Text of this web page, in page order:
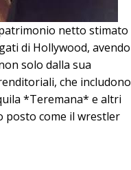
patrimonio netto stimato
di Hollywood, avendo
solo dalla sua
che includono
*Teremana* e altri
posto come il wrestler